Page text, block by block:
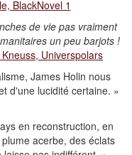
BlackNovel 1
de vie pas vraiment
un peu barjots !
Kneuss, Universpolars
James Holin nous
d'une lucidité certaine. »
en reconstruction, en
acerbe, des éclats